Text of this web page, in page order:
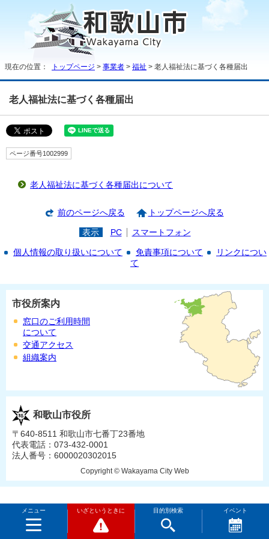
現在の位置： トップページ > 事業者 > 福祉 > 老人福祉法に基づく各種届出
老人福祉法に基づく各種届出
ページ番号1002999
老人福祉法に基づく各種届出について
前のページへ戻る トップページへ戻る
表示 PC スマートフォン
個人情報の取り扱いについて 免責事項について
リンクについ
て
メニュー いざというときに 目的別検索 イベント
市役所案内
窓口のご利用時間
について
交通アクセス
組織案内
和歌山市役所
〒640-8511 和歌山市七番丁23番地
代表電話：073-432-0001
法人番号：6000020302015
Copyright © Wakayama City Web